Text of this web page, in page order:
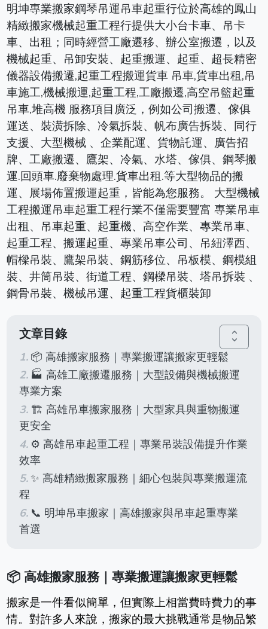
明坤專業搬家鋼琴吊運吊車起重行位於高雄的鳳山
精緻搬家機械起重工程行提供大小台卡車、吊卡
車、出租；同時經營工廠遷移、辦公室搬遷，以及
機械起重、吊卸安裝、起重搬運、起重、超長精密
儀器設備搬遷,起重工程搬運貨車 吊車,貨車出租,吊
車施工,機械搬運,起重工程,工廠搬遷,高空吊籃起重
吊車,堆高機 服務項目廣泛，例如公司搬遷、傢俱
運送、裝潢拆除、冷氣拆裝、帆布廣告拆裝、同行
支援、大型機械 、企業配運、貨物託運、廣告招
牌、工廠搬遷、鷹架、冷氣、水塔、傢俱、鋼琴搬
運.回頭車.廢棄物處理.貨車出租.等大型物品的搬
運、展場佈置搬運起重，皆能為您服務。 大型機械
工程搬運吊車起重工程行業不僅需要豐富 專業吊車
出租、吊車起重、起重機、高空作業、專業吊車、
起重工程、搬運起重、專業吊車公司、吊紐澤西、
帽樑吊裝、鷹架吊裝、鋼筋移位、吊板模、鋼模組
裝、井筒吊裝、街道工程、鋼樑吊裝、塔吊拆裝 、
鋼骨吊裝、機械吊運、起重工程貨櫃裝卸
文章目錄 unfold_more
📦 高雄搬家服務｜專業搬運讓搬家更輕鬆
🏭 高雄工廠搬遷服務｜大型設備與機械搬運
專業方案
🏗️ 高雄吊車搬家服務｜大型家具與重物搬運
更安全
⚙️ 高雄吊車起重工程｜專業吊裝設備提升作業
效率
✨ 高雄精緻搬家服務｜細心包裝與專業搬運流
程
📞 明坤吊車搬家｜高雄搬家與吊車起重專業
首選
📦 高雄搬家服務｜專業搬運讓搬家更輕鬆
搬家是一件看似簡單，但實際上相當費時費力的事
情。對許多人來說，搬家的最大挑戰通常是物品繁